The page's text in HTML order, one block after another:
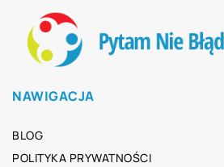
NAWIGACJA
BLOG
POLITYKA PRYWATNOŚCI